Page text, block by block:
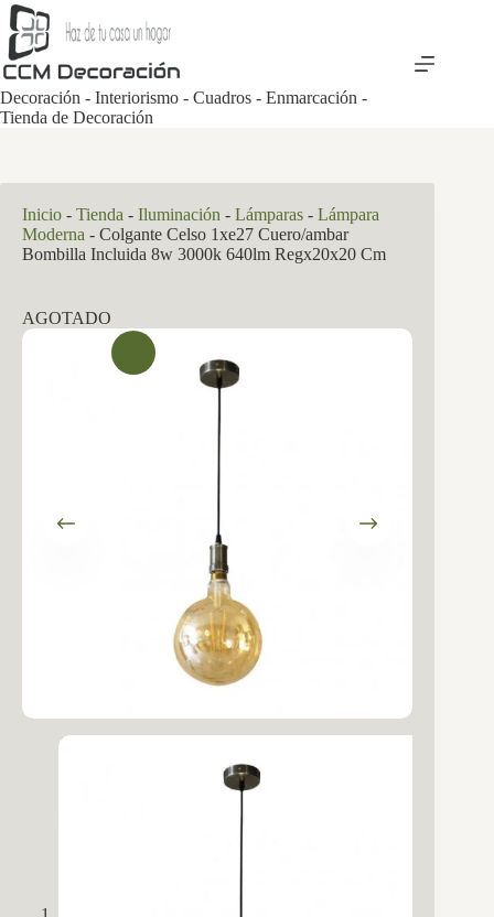
Saltar
al
contenido
Decoración - Interiorismo - Cuadros - Enmarcación -
Tienda de Decoración
Inicio - Tienda - Iluminación - Lámparas - Lámpara
Moderna - Colgante Celso 1xe27 Cuero/ambar
Bombilla Incluida 8w 3000k 640lm Regx20x20 Cm
AGOTADO